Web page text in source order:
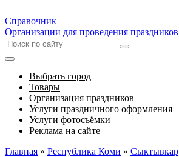
Справочник
Организации для проведения праздников
Выбрать город
Товары
Организация праздников
Услуги праздничного оформления
Услуги фотосъёмки
Реклама на сайте
Главная » Республика Коми » Сыктывкар